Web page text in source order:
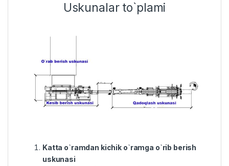
Uskunalar to`plami
Katta o`ramdan kichik o`ramga o`rib berish
uskunasi